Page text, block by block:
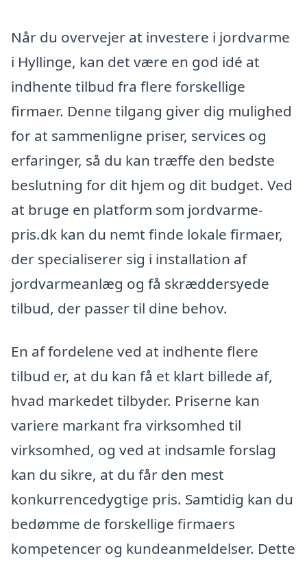
Når du overvejer at investere i jordvarme
i Hyllinge, kan det være en god idé at
indhente tilbud fra flere forskellige
firmaer. Denne tilgang giver dig mulighed
for at sammenligne priser, services og
erfaringer, så du kan træffe den bedste
beslutning for dit hjem og dit budget. Ved
at bruge en platform som jordvarme-
pris.dk kan du nemt finde lokale firmaer,
der specialiserer sig i installation af
jordvarmeanlæg og få skræddersyede
tilbud, der passer til dine behov.
En af fordelene ved at indhente flere
tilbud er, at du kan få et klart billede af,
hvad markedet tilbyder. Priserne kan
variere markant fra virksomhed til
virksomhed, og ved at indsamle forslag
kan du sikre, at du får den mest
konkurrencedygtige pris. Samtidig kan du
bedømme de forskellige firmaers
kompetencer og kundeanmeldelser. Dette